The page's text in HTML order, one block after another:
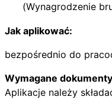
(Wynagrodzenie
Jak aplikować:
bezpośrednio do
Wymagane
Aplikacje należy